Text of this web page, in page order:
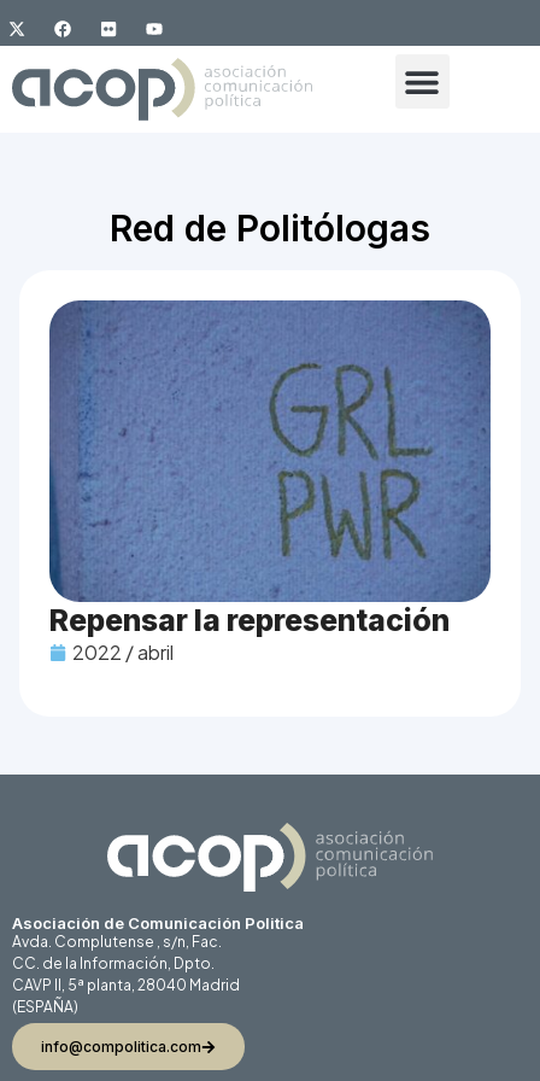
Red de Politólogas
Repensar la representación
2022 / abril
Asociación de Comunicación Politica
Avda. Complutense , s/n, Fac.
CC. de la Información, Dpto.
CAVP II, 5ª planta, 28040 Madrid
(ESPAÑA)
info@compolitica.com